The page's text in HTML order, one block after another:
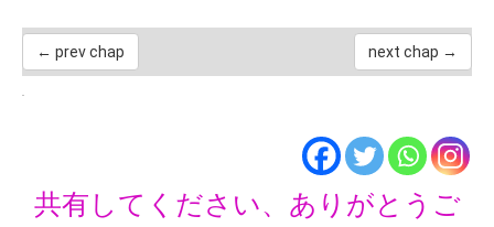
← prev chap next chap →
共有してください、ありがとうご